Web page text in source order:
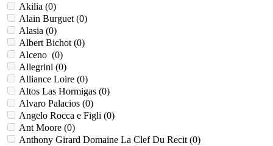
Akilia (0)
Alain Burguet (0)
Alasia (0)
Albert Bichot (0)
Alceno (0)
Allegrini (0)
Alliance Loire (0)
Altos Las Hormigas (0)
Alvaro Palacios (0)
Angelo Rocca е Figli (0)
Ant Moore (0)
Anthony Girard Domaine La Clef Du Recit (0)